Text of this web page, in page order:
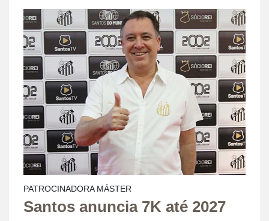
PATROCINADORA MÁSTER
Santos anuncia 7K até 2027